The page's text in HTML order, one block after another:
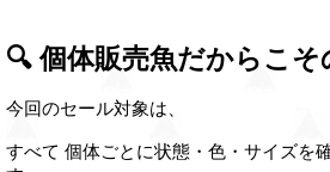
🔍 個体販売魚だからこそ
今回のセール対象は、
すべて 個体ごとに状態・色・サイズを